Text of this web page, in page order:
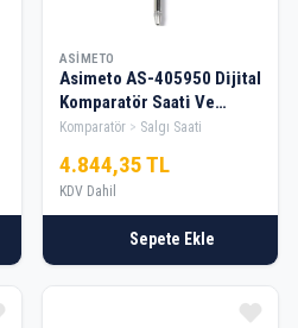
ASIMETO
Asimeto AS-405950 Di̇ji̇tal
Komparatör Saati̇ Ve
Aktarım Kiti 0-
Komparatör Salgı Saati
4.844,35 TL
KDV Dahil
Sepete Ekle